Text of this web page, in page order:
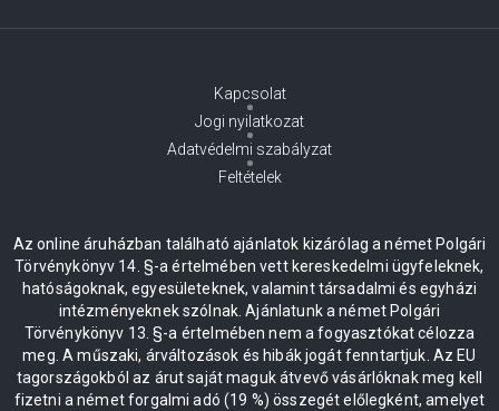
Kapcsolat
Jogi nyilatkozat
Adatvédelmi szabályzat
Feltételek
Az online áruházban található ajánlatok kizárólag a német Polgári
Törvénykönyv 14. §-a értelmében vett kereskedelmi ügyfeleknek,
hatóságoknak, egyesületeknek, valamint társadalmi és egyházi
intézményeknek szólnak. Ajánlatunk a német Polgári
Törvénykönyv 13. §-a értelmében nem a fogyasztókat célozza
meg. A műszaki, árváltozások és hibák jogát fenntartjuk. Az EU
tagországokból az árut saját maguk átvevő vásárlóknak meg kell
fizetni a német forgalmi adó (19 %) összegét előlegként, amelyet